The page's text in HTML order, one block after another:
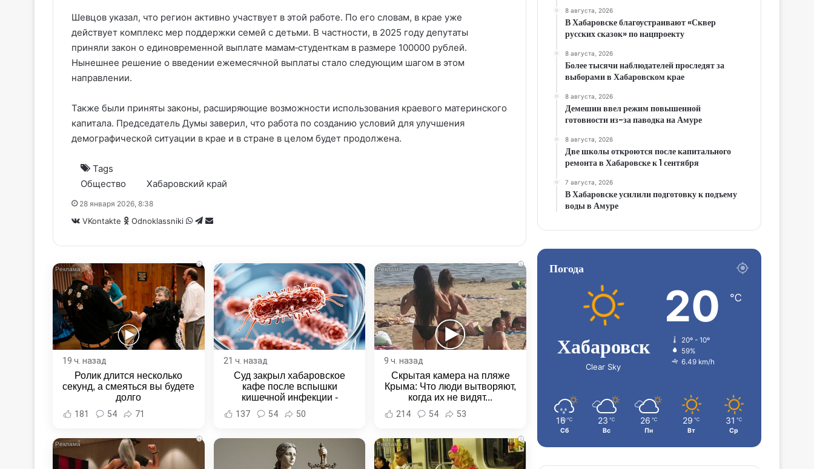
Шевцов указал, что регион активно участвует в этой работе. По его словам, в крае уже
действует комплекс мер поддержки семей с детьми. В частности, в 2025 году депутаты
приняли закон о единовременной выплате мамам‑студенткам в размере 100000 рублей.
Нынешнее решение о введении ежемесячной выплаты стало следующим шагом в этом
направлении.
Также были приняты законы, расширяющие возможности использования краевого материнского
капитала. Председатель Думы заверил, что работа по созданию условий для улучшения
демографической ситуации в крае и в стране в целом будет продолжена.
Tags
Общество
Хабаровский край
28 января 2026, 8:38
VKontakte Odnoklassniki WhatsApp
Telegram
Share
Email
i
19 ч. назад
Ролик длится несколько
секунд, а смеяться вы будете
долго
181 54 71
21 ч. назад
Суд закрыл хабаровское
кафе после вспышки
кишечной инфекции -
Новости Хабаровска и
Хабаровского края
137 54 50
i
9 ч. назад
Скрытая камера на пляже
Крыма: Что люди вытворяют,
когда их не видят...
214 54 53
i i
8 августа, 2026
В Хабаровске благоустраивают «Сквер
русских сказок» по нацпроекту
8 августа, 2026
Более тысячи наблюдателей проследят за
выборами в Хабаровском крае
8 августа, 2026
Демешин ввел режим повышенной
готовности из-за паводка на Амуре
8 августа, 2026
Две школы откроются после капитального
ремонта в Хабаровске к 1 сентября
7 августа, 2026
В Хабаровске усилили подготовку к подъему
воды в Амуре
Погода
Хабаровск
Clear Sky
20 ℃
20º - 10º
59%
6.49 km/h
16 ℃
Сб
23 ℃
Вс
26 ℃
Пн
29 ℃
Вт
31 ℃
Ср